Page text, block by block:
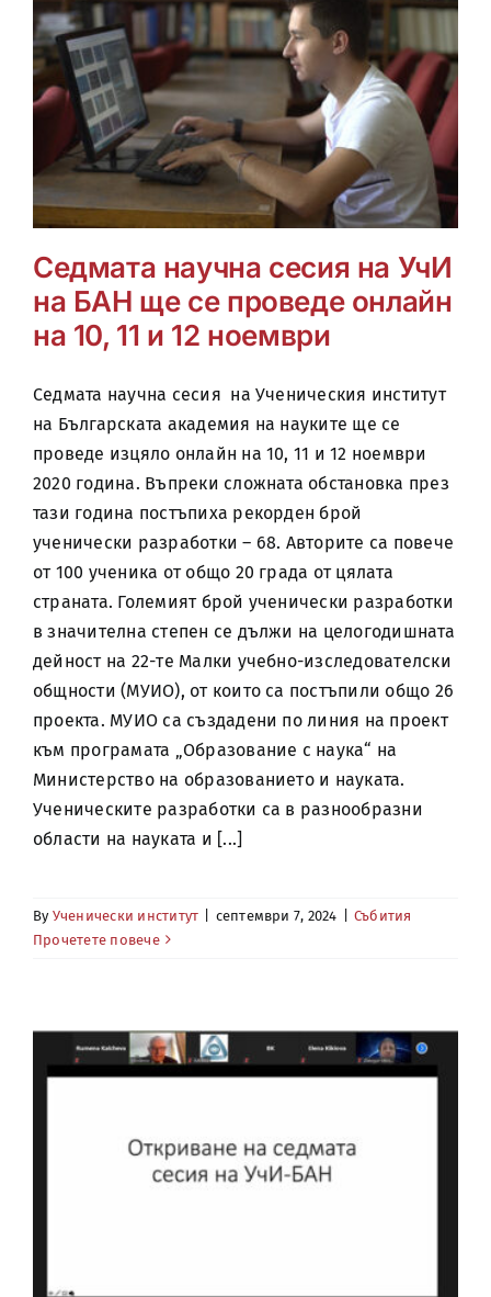
Седмата научна сесия на УчИ
на БАН ще се проведе онлайн
на 10, 11 и 12 ноември
Седмата научна сесия на Ученическия институт
на Българската академия на науките ще се
проведе изцяло онлайн на 10, 11 и 12 ноември
2020 година. Въпреки сложната обстановка през
тази година постъпиха рекорден брой
ученически разработки – 68. Авторите са повече
от 100 ученика от общо 20 града от цялата
страната. Големият брой ученически разработки
в значителна степен се дължи на целогодишната
дейност на 22-те Малки учебно-изследователски
общности (МУИО), от които са постъпили общо 26
проекта. МУИО са създадени по линия на проект
към програмата „Образование с наука“ на
Министерство на образованието и науката.
Ученическите разработки са в разнообразни
области на науката и [...]
By Ученически институт септември 7, 2024
Събития
Прочетете повече